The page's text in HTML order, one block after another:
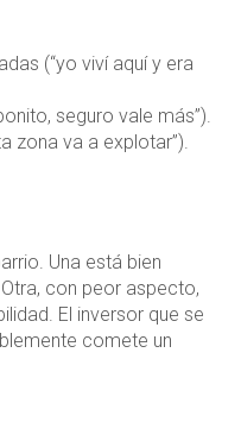
(“yo viví aquí y era
seguro vale más”).
zona va a explotar”).
Una está bien
con peor aspecto,
El inversor que se
comete un